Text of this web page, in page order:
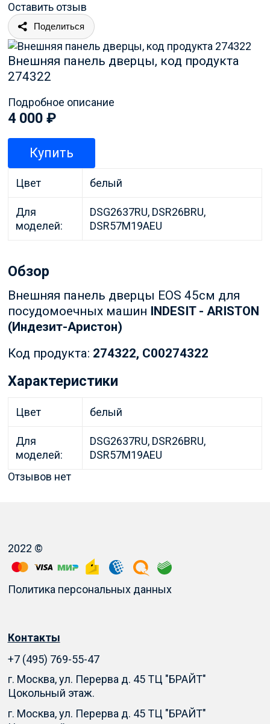
Оставить отзыв
Поделиться
Внешняя панель дверцы, код продукта
274322
Подробное описание
4 000 ₽
Купить
Цвет белый
Для
моделей:
DSG2637RU, DSR26BRU,
DSR57M19AEU
Обзор
Внешняя панель дверцы EOS 45см для
посудомоечных машин INDESIT - ARISTON
(Индезит-Аристон)
Код продукта: 274322, C00274322
Характеристики
Цвет белый
Для
моделей:
DSG2637RU, DSR26BRU,
DSR57M19AEU
Отзывов нет
2022 ©
Политика персональных данных
Контакты
+7 (495) 769-55-47
г. Москва, ул. Перерва д. 45 ТЦ "БРАЙТ"
Цокольный этаж.
г. Москва, ул. Перерва д. 45 ТЦ "БРАЙТ"